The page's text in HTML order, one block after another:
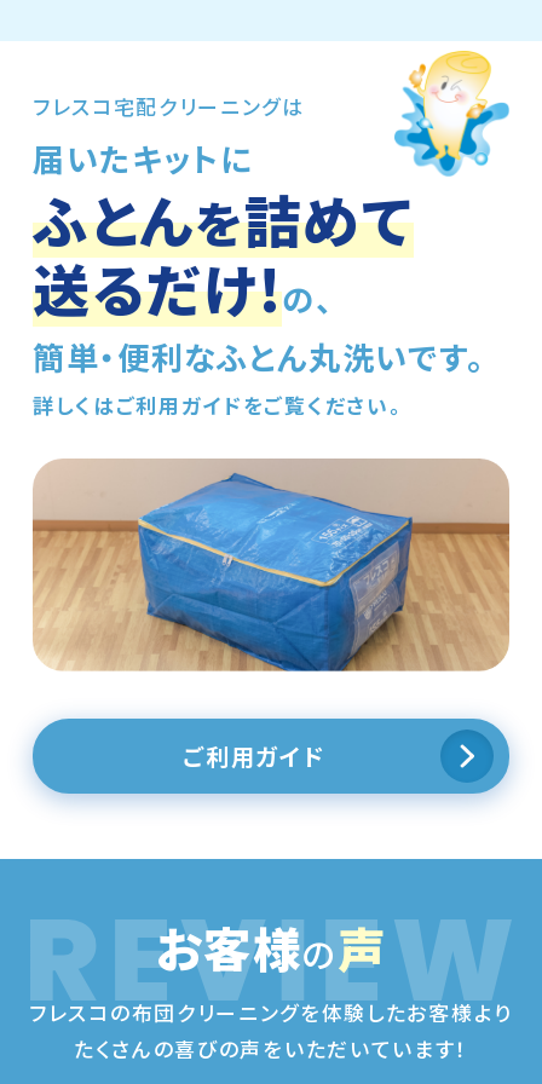
フレスコ宅配クリーニングは
届いたキットに
ふとんを詰めて
送るだけ!の、
簡単・便利なふとん丸洗いです。
詳しくはご利用ガイドをご覧ください。
ご利用ガイド
お客様の声
フレスコの布団クリーニングを体験したお客様より
たくさんの喜びの声をいただいています！